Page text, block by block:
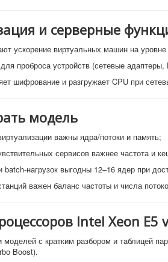
и серверные
ускорение виртуальных машин на
проброса устройств (сетевые
шифрование и разгружает CPU при
модель
важны ядра/потоки и память;
сервисов важнее частота и
batch-нагрузок выгодны 12–16 ядер при
важен баланс частоты и числа
Intel Xeon E5
с кратким разбором и таблицей
Boost).